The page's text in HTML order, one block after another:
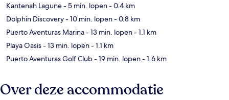
Kantenah Lagune- 5 min. lopen- 0.4 km
Dolphin Discovery- 10 min. lopen- 0.8 km
Puerto Aventuras Marina- 13 min. lopen- 1.1 km
Playa Oasis- 13 min. lopen- 1.1 km
Puerto Aventuras Golf Club- 19 min. lopen- 1.6 km
Over deze accommodatie